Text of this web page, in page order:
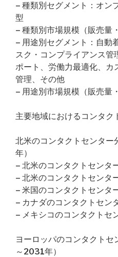
– 種類別セグメント：オン
型
– 種類別市場規模（販売量
– 用途別セグメント：自動
スク・コンプライアンス管
ポート、労働力最適化、カ
管理、その他
– 用途別市場規模（販売量
主要地域におけるコンタク
北米のコンタクトセンタ
年）
– 北米のコンタクトセンタ
– 北米のコンタクトセンタ
– 米国のコンタクトセンタ
– カナダのコンタクトセン
– メキシコのコンタクトセ
ヨーロッパのコンタクト
～2031年）